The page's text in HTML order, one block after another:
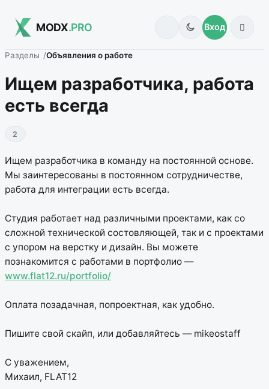
MODX.PRO Вход
Разделы Объявления о работе
Ищем разработчика, работа
есть всегда
2
Ищем разработчика в команду на постоянной основе.
Мы заинтересованы в постоянном сотрудничестве,
работа для интеграции есть всегда.
Студия работает над различными проектами, как со
сложной технической состовляющей, так и с проектами
с упором на верстку и дизайн. Вы можете
познакомится с работами в портфолио —
www.flat12.ru/portfolio/
Оплата позадачная, попроектная, как удобно.
Пишите свой скайп, или добавляйтесь — mikeostaff
С уважением,
Михаил, FLAT12